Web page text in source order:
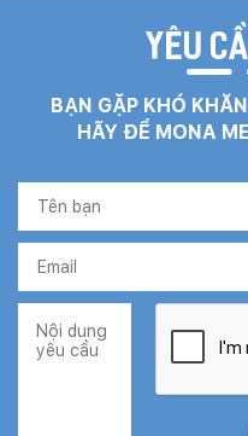
YÊU
BẠN GẶP KHÓ
HÃY ĐỂ MONA